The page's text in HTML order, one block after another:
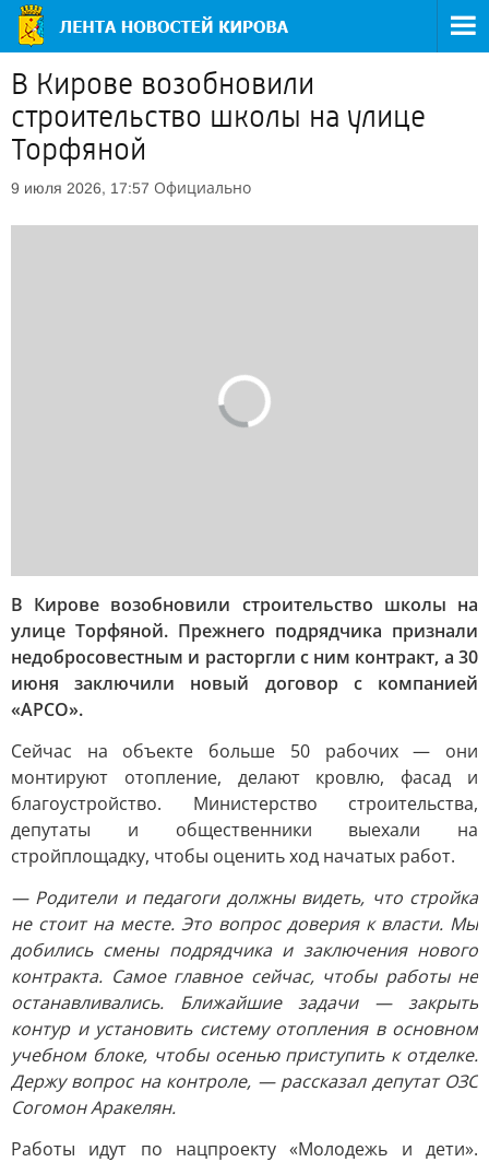
В Кирове возобновили
строительство школы на улице
Торфяной
9 июля 2026, 17:57 Официально
В Кирове возобновили строительство школы на
улице Торфяной. Прежнего подрядчика признали
недобросовестным и расторгли с ним контракт, а 30
июня заключили новый договор с компанией
«АРСО».
Сейчас на объекте больше 50 рабочих — они
монтируют отопление, делают кровлю, фасад и
благоустройство. Министерство строительства,
депутаты и общественники выехали на
стройплощадку, чтобы оценить ход начатых работ.
— Родители и педагоги должны видеть, что стройка
не стоит на месте. Это вопрос доверия к власти. Мы
добились смены подрядчика и заключения нового
контракта. Самое главное сейчас, чтобы работы не
останавливались. Ближайшие задачи — закрыть
контур и установить систему отопления в основном
учебном блоке, чтобы осенью приступить к отделке.
Держу вопрос на контроле, — рассказал депутат ОЗС
Согомон Аракелян.
Работы идут по нацпроекту «Молодежь и дети».